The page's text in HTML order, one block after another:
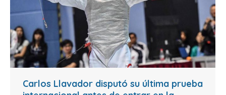
Carlos Llavador disputó su última prueba